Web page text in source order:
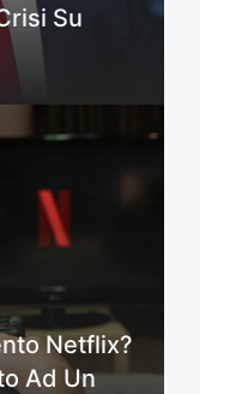
Su
Netflix?
Ad Un